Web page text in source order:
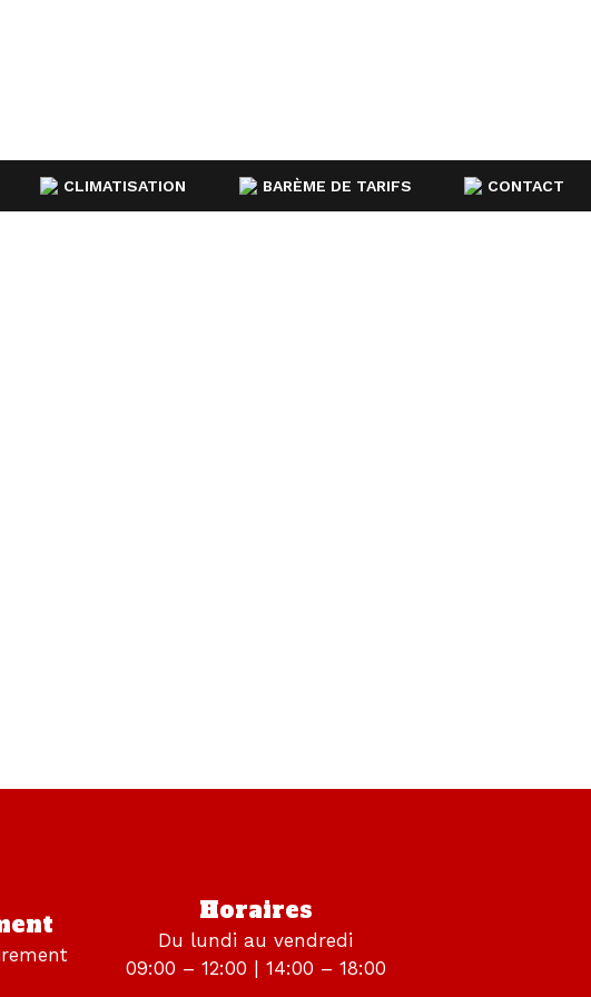
CLIMATISATION BARÈME DE TARIFS CONTACT
Horaires
Du lundi au vendredi
09:00 – 12:00 | 14:00 – 18:00